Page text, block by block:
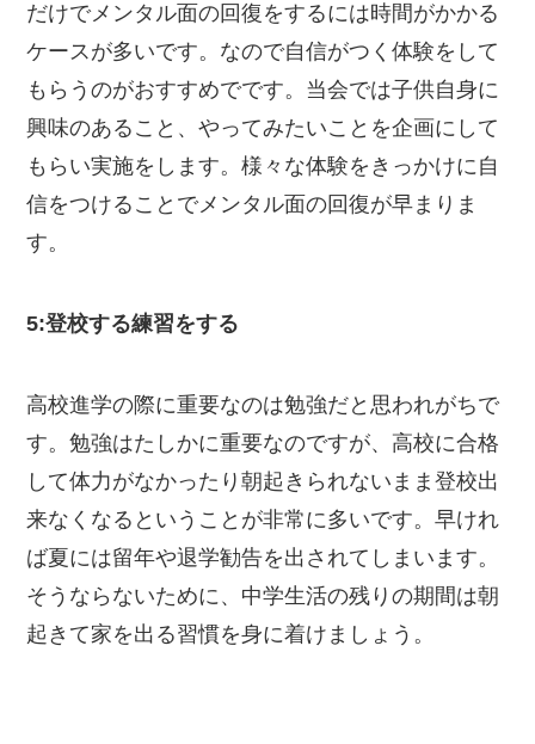
だけでメンタル面の回復をするには時間がかかる
ケースが多いです。なので自信がつく体験をして
もらうのがおすすめでです。当会では子供自身に
興味のあること、やってみたいことを企画にして
もらい実施をします。様々な体験をきっかけに自
信をつけることでメンタル面の回復が早まりま
す。
5:登校する練習をする
高校進学の際に重要なのは勉強だと思われがちで
す。勉強はたしかに重要なのですが、高校に合格
して体力がなかったり朝起きられないまま登校出
来なくなるということが非常に多いです。早けれ
ば夏には留年や退学勧告を出されてしまいます。
そうならないために、中学生活の残りの期間は朝
起きて家を出る習慣を身に着けましょう。